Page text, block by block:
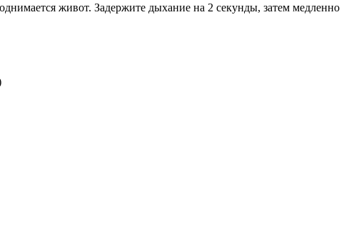
живот. Задержите дыхание на 2 секунды, затем медленно